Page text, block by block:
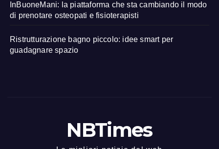
InBuoneMani: la piattaforma che sta cambiando il modo
di prenotare osteopati e fisioterapisti
Ristrutturazione bagno piccolo: idee smart per
guadagnare spazio
NBTimes